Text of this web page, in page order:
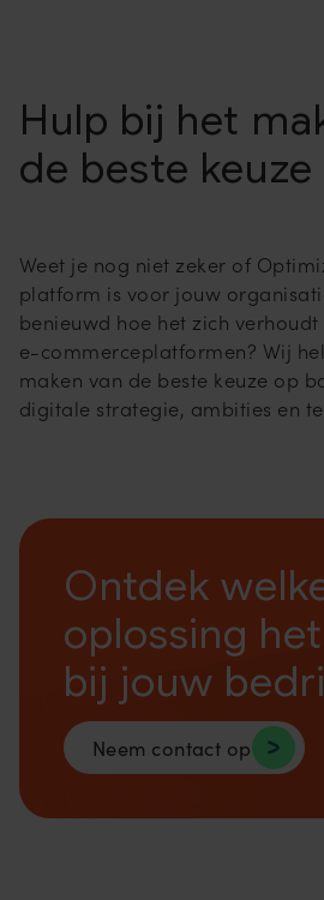
Hulp bij het
de beste keuze
Weet je nog niet zeker of
platform is voor jouw
benieuwd hoe het zich
e-commerceplatformen? Wij
maken van de beste keuze op
digitale strategie, ambities en
Ontdek
oplossing
bij jouw
Neem contact op